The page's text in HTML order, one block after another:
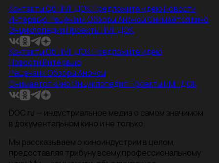
КонтактыОб НМГ ДОКПредложите идеюНовости
ИнтервьюРецензииОбзорыАнонсыСнимается кино
ЭнциклопедияПроекты НМГ ДОК
КонтактыОб НМГ ДОКПредложите идею
НовостиИнтервью
РецензииОбзорыАнонсы
Снимается кино ЭнциклопедияПроекты НМГ ДОК
DOC.ru — индустриальное медиа о самом значимом
в документальном кино и не только.
Мы рассказываем о киноиндустрии в целом,
предоставляя трибуну всему профессиональному